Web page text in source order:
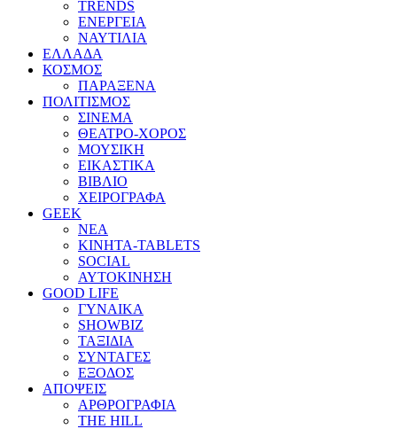
TRENDS
ΕΝΕΡΓΕΙΑ
ΝΑΥΤΙΛΙΑ
ΕΛΛΑΔΑ
ΚΟΣΜΟΣ
ΠΑΡΑΞΕΝΑ
ΠΟΛΙΤΙΣΜΟΣ
ΣΙΝΕΜΑ
ΘΕΑΤΡΟ-ΧΟΡΟΣ
ΜΟΥΣΙΚΗ
ΕΙΚΑΣΤΙΚΑ
ΒΙΒΛΙΟ
ΧΕΙΡΟΓΡΑΦΑ
GEEK
ΝΕΑ
ΚΙΝΗΤΑ-TABLETS
SOCIAL
ΑΥΤΟΚΙΝΗΣΗ
GOOD LIFE
ΓΥΝΑΙΚΑ
SHOWBIZ
ΤΑΞΙΔΙΑ
ΣΥΝΤΑΓΕΣ
ΕΞΟΔΟΣ
ΑΠΟΨΕΙΣ
ΑΡΘΡΟΓΡΑΦΙΑ
THE HILL